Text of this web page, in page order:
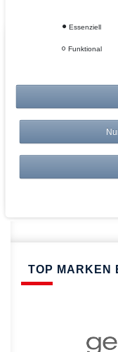
Vom Profi
Risikolos: 14
Über 20.000
Schnelle
TOP MARKEN
Essenziell
Funktional